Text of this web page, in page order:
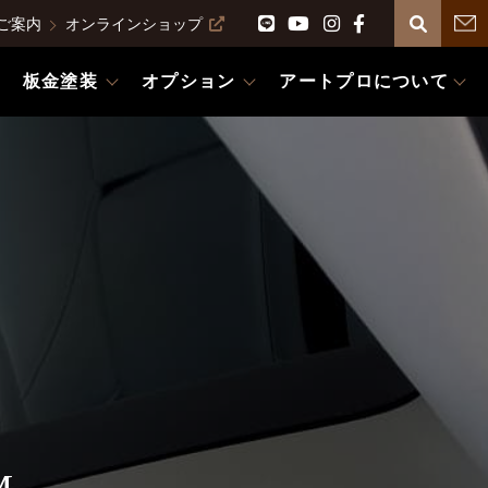
案内 オンラインショップ
板金塗装 オプション アートプロについて